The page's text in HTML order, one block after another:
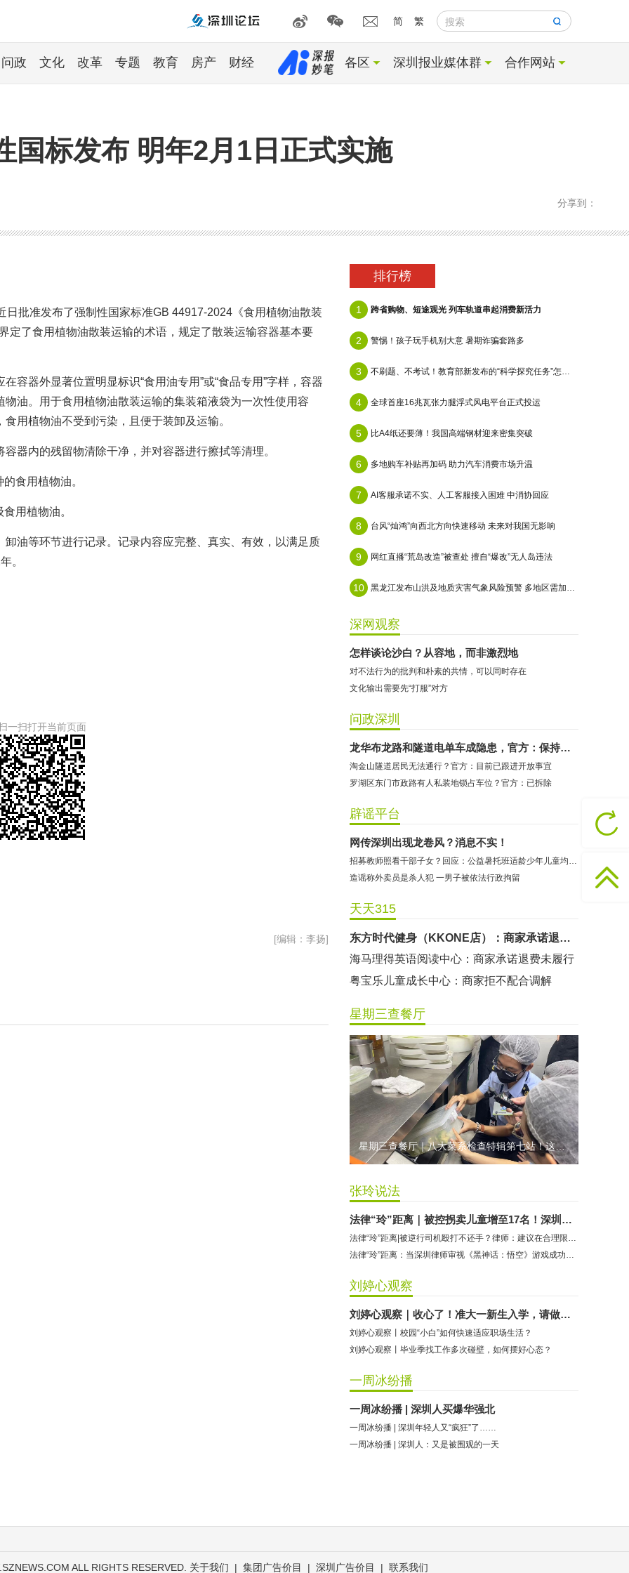
简 繁 搜索
问政 文化 改革 专题 教育 房产 财经 各区 深圳报业媒体群 合作网站
国标发布 明年2月1日正式实施
分享到：
批准发布了强制性国家标准GB 44917-2024《食用植物油散装
定了食用植物油散装运输的术语，规定了散装运输容器基本要
容器外显著位置明显标识“食用油专用”或“食品专用”字样，容器
油。用于食用植物油散装运输的集装箱液袋为一次性使用容
用植物油不受到污染，且便于装卸及运输。
器内的残留物清除干净，并对容器进行擦拭等清理。
食用植物油。
用植物油。
油等环节进行记录。记录内容应完整、真实、有效，以满足质
。
一扫打开当前页面
[编辑：李扬]
排行榜
1 跨省购物、短途观光 列车轨道串起消费新活力
2 警惕！孩子玩手机别大意 暑期诈骗套路多
3 不刷题、不考试！教育部新发布的“科学探究任务”怎么做？
4 全球首座16兆瓦张力腿浮式风电平台正式投运
5 比A4纸还要薄！我国高端钢材迎来密集突破
6 多地购车补贴再加码 助力汽车消费市场升温
7 AI客服承诺不实、人工客服接入困难 中消协回应
8 台风“灿鸿”向西北方向快速移动 未来对我国无影响
9 网红直播“荒岛改造”被查处 擅自“爆改”无人岛违法
10 黑龙江发布山洪及地质灾害气象风险预警 多地区需加强防范
深网观察
怎样谈论沙白？从容地，而非激烈地
对不法行为的批判和朴素的共情，可以同时存在
文化输出需要先“打服”对方
问政深圳
龙华布龙路和隧道电单车成隐患，官方：保持打击力度
淘金山隧道居民无法通行？官方：目前已跟进开放事宜
罗湖区东门市政路有人私装地锁占车位？官方：已拆除
辟谣平台
网传深圳出现龙卷风？消息不实！
招募教师照看干部子女？回应：公益暑托班适龄少年儿童均可报名
造谣称外卖员是杀人犯 一男子被依法行政拘留
天天315
哈尔特健身：商家拒不配合调解
东方时代健身（KKONE店）：商家承诺退费未履行
海马理得英语阅读中心：商家承诺退费未履行
粤宝乐儿童成长中心：商家拒不配合调解
无上悦动健身：商家停业未退费
哈尔特健身：商家拒不配合调解
香港卡依宝贝国际婴幼儿游泳馆：商家停业未退费
龅牙兔儿童情商训练营：商家承诺退费未履行
预付式消费退款难 深圳市消委会公开谴责力美健华联店
元宵佳节，发生了“甜蜜的烦恼”该怎么办？
星期三查餐厅
星期三查餐厅｜八大菜系检查特辑第七站！这家米其林一星人气闽菜餐厅后厨干净吗？
张玲说法
法律“玲”距离｜被控拐卖儿童增至17名！深圳律师解读余华英案
刘婷心观察
刘婷心观察｜收心了！准大一新生入学，请做好这些准备
刘婷心观察丨校园“小白”如何快速适应职场生活？
刘婷心观察丨毕业季找工作多次碰壁，如何摆好心态？
一周冰纷播
一周冰纷播 | 深圳人买爆华强北
一周冰纷播 | 深圳年轻人又“疯狂”了……
一周冰纷播 | 深圳人：又是被围观的一天
ALL RIGHTS RESERVED. 关于我们 | 集团广告价目 | 深圳广告价目 | 联系我们